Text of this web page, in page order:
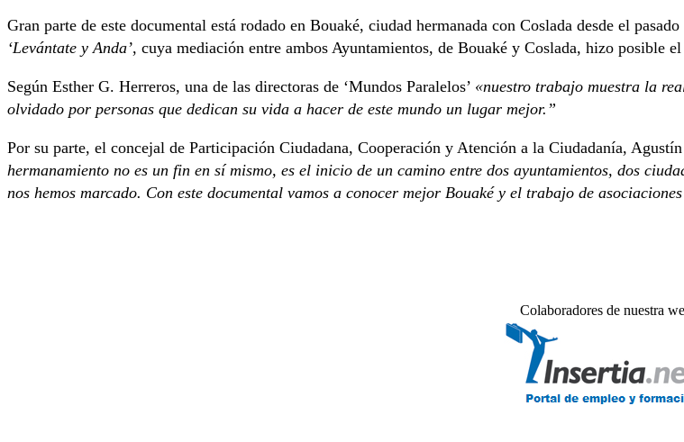
Gran parte de este documental está rodado en Bouaké, ciudad hermanada con Coslada desde el
‘Levántate y Anda’, cuya mediación entre ambos Ayuntamientos, de Bouaké y Coslada, hizo posible
Según Esther G. Herreros, una de las directoras de ‘Mundos Paralelos’ «nuestro trabajo muestra la
olvidado por personas que dedican su vida a hacer de este mundo un lugar mejor.”
Por su parte, el concejal de Participación Ciudadana, Cooperación y Atención a la Ciudadanía,
hermanamiento no es un fin en sí mismo, es el inicio de un camino entre dos ayuntamientos, dos
nos hemos marcado. Con este documental vamos a conocer mejor Bouaké y el trabajo de
Colaboradores de nuestra